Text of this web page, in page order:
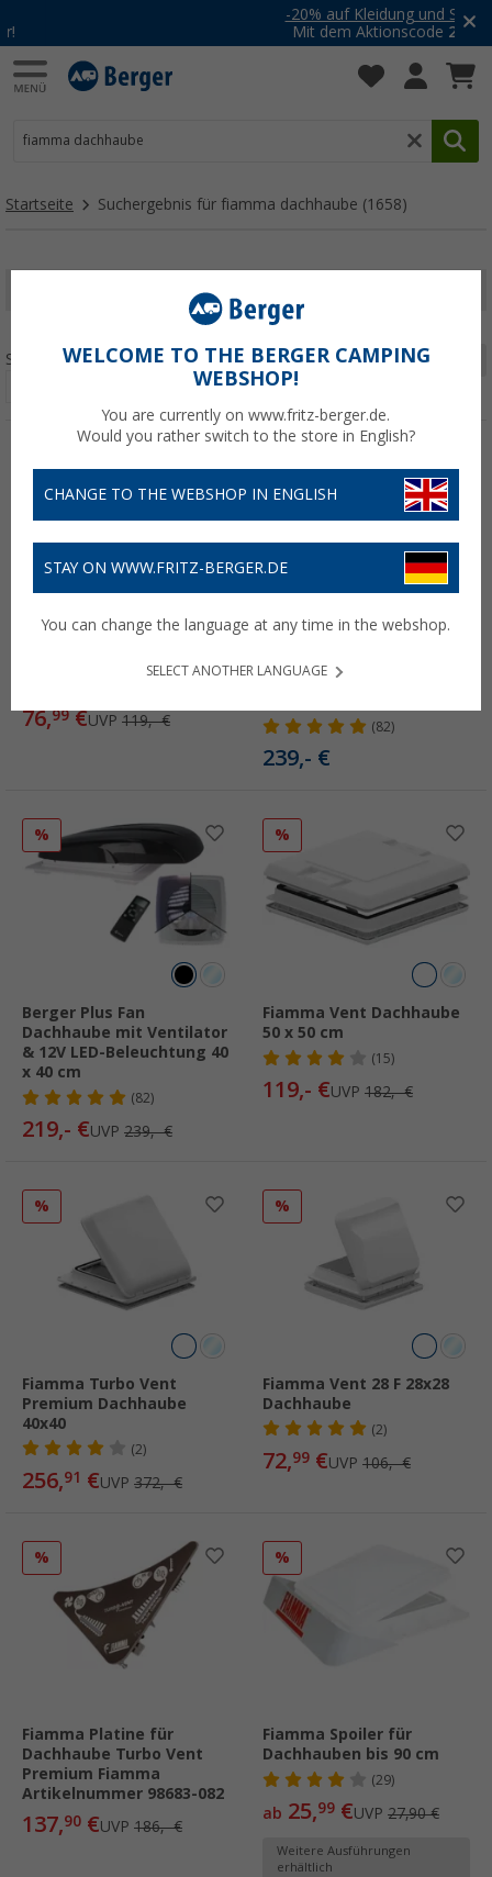
-20% auf Kleidung und Schuhe
Mit dem Aktionscode20SSV
Startseite Suchergebnis für fiamma dachhaube (1658)
FILTER ANZEIGEN
Sortieren: Seite 1 von 56
76,99€UVP 119,- €
& 12V LED-Beleuchtung 40
(82)
239,- €
%
Berger Plus Fan
Dachhaube mit Ventilator
& 12V LED-Beleuchtung 40
x 40 cm
(82)
219,- €UVP 239,- €
%
Fiamma Vent Dachhaube
50 x 50 cm
(15)
119,- €UVP 182,- €
%
Fiamma Turbo Vent
Premium Dachhaube
40x40
(2)
256,91 €UVP 372,- €
%
Fiamma Vent 28 F 28x28
Dachhaube
(2)
72,99 €UVP 106,- €
%
Fiamma Platine für
Dachhaube Turbo Vent
Premium Fiamma
Artikelnummer 98683-082
137,90 €UVP 186,- €
%
Fiamma Spoiler für
Dachhauben bis 90 cm
(29)
ab 25,99 €UVP 27,90 €
Weitere Ausführungen
erhältlich
WELCOME TO THE BERGER CAMPING
WEBSHOP!
You are currently on www.fritz-berger.de.
Would you rather switch to the store in English?
CHANGE TO THE WEBSHOP IN ENGLISH
STAY ON WWW.FRITZ-BERGER.DE
You can change the language at any time in the webshop.
SELECT ANOTHER LANGUAGE